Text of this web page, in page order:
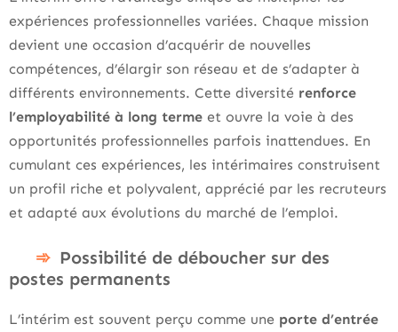
expériences professionnelles variées. Chaque mission
devient une occasion d’acquérir de nouvelles
compétences, d’élargir son réseau et de s’adapter à
différents environnements. Cette diversité renforce
l’employabilité à long terme et ouvre la voie à des
opportunités professionnelles parfois inattendues. En
cumulant ces expériences, les intérimaires construisent
un profil riche et polyvalent, apprécié par les recruteurs
et adapté aux évolutions du marché de l’emploi.
Possibilité de déboucher sur des
postes permanents
L’intérim est souvent perçu comme une porte d’entrée